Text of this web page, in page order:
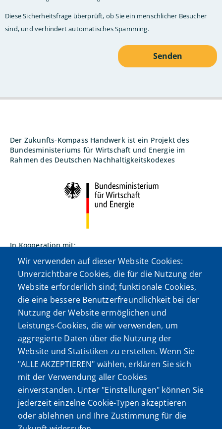
Diese Sicherheitsfrage überprüft, ob Sie ein menschlicher Besucher
sind, und verhindert automatisches Spamming.
Der Zukunfts-Kompass Handwerk ist ein Projekt des
Bundesministeriums für Wirtschaft und Energie im
Rahmen des Deutschen Nachhaltigkeitskodexes
In Kooperation mit:
Der Zukunfts-Kompass Handwerk wird durchgeführt von:
Wir verwenden auf dieser Website Cookies:
Unverzichtbare Cookies, die für die Nutzung der
Website erforderlich sind; funktionale Cookies,
die eine bessere Benutzerfreundlichkeit bei der
Nutzung der Website ermöglichen und
Leistungs-Cookies, die wir verwenden, um
aggregierte Daten über die Nutzung der
Website und Statistiken zu erstellen. Wenn Sie
"ALLE AKZEPTIEREN" wählen, erklären Sie sich
mit der Verwendung aller Cookies
einverstanden. Unter "Einstellungen" können Sie
jederzeit einzelne Cookie-Typen akzeptieren
oder ablehnen und Ihre Zustimmung für die